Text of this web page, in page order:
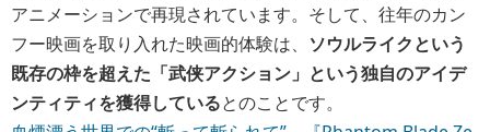
アニメーションで再現されています。そして、往年のカン
フー映画を取り入れた映画的体験は、 ソウルライクという
既存の枠を超えた「武侠アクション」という独自のアイデ
ンティティを獲得しているとのことです。